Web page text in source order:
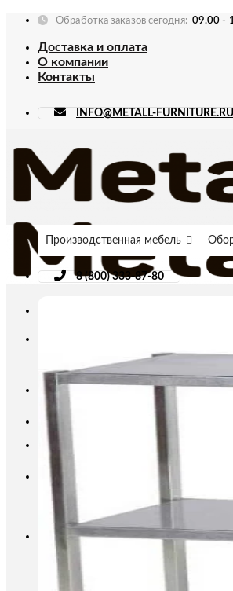
Skip
content
Обработка заказов сегодня: 09.00 -
Доставка и оплата
О компании
Контакты
INFO@METALL-FURNITURE.RU
INFO@METALL-FURNITURE.RU
Корзина
Корзина пуста.
Производственная мебель
8 (800) 333-87-80